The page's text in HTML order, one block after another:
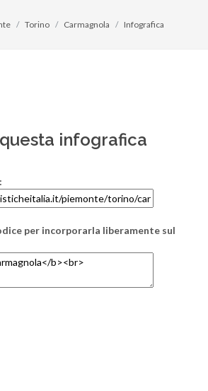
Torino Carmagnola Infografica
infografica
per incorporarla liberamente sul